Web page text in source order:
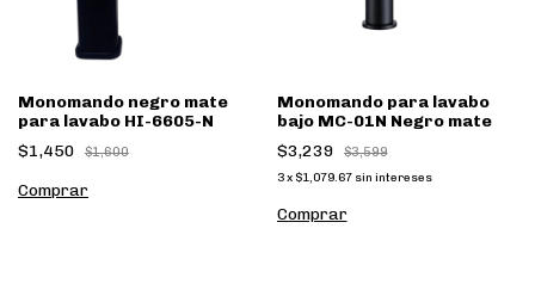
Monomando negro mate
para lavabo HI-6605-N
$1,450
$1,600
Monomando para lavabo
bajo MC-01N Negro mate
$3,239
$3,599
3 x $1,079.67 sin intereses